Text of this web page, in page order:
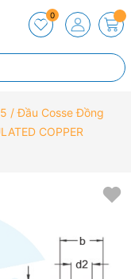
0
/ Đầu Cosse Đồng
COPPER